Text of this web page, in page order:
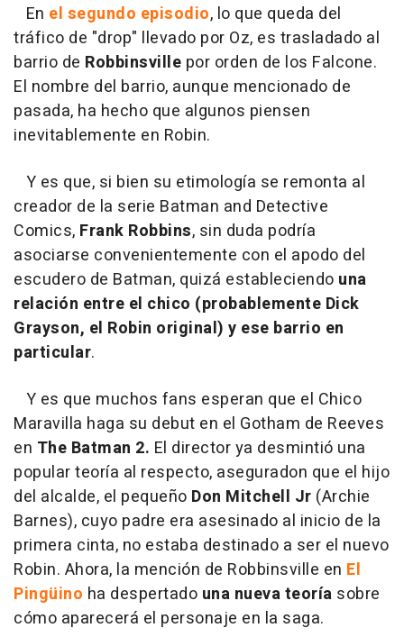
En el segundo episodio, lo que queda del
tráfico de "drop" llevado por Oz, es trasladado al
barrio de Robbinsville por orden de los Falcone.
El nombre del barrio, aunque mencionado de
pasada, ha hecho que algunos piensen
inevitablemente en Robin.
Y es que, si bien su etimología se remonta al
creador de la serie Batman and Detective
Comics, Frank Robbins, sin duda podría
asociarse convenientemente con el apodo del
escudero de Batman, quizá estableciendo una
relación entre el chico (probablemente Dick
Grayson, el Robin original) y ese barrio en
particular.
Y es que muchos fans esperan que el Chico
Maravilla haga su debut en el Gotham de Reeves
en The Batman 2. El director ya desmintió una
popular teoría al respecto, aseguradon que el hijo
del alcalde, el pequeño Don Mitchell Jr (Archie
Barnes), cuyo padre era asesinado al inicio de la
primera cinta, no estaba destinado a ser el nuevo
Robin. Ahora, la mención de Robbinsville en El
Pingüino ha despertado una nueva teoría sobre
cómo aparecerá el personaje en la saga.